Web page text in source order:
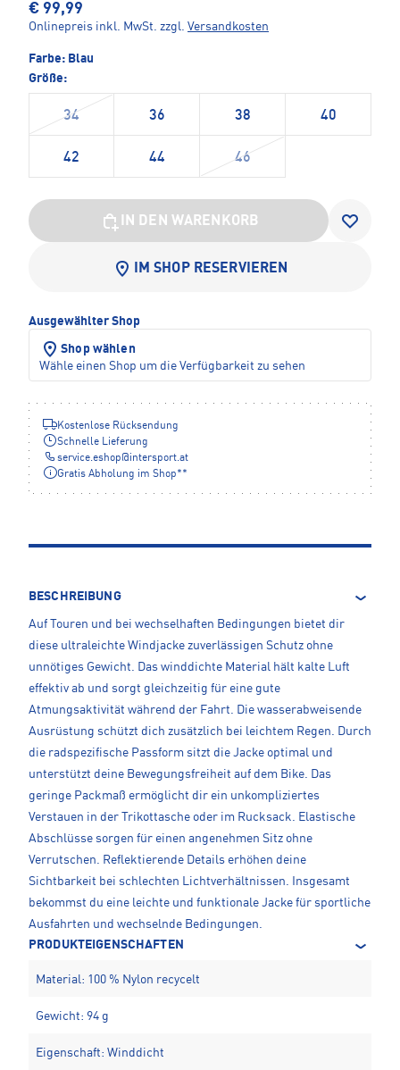
€ 99,99
Onlinepreis inkl. MwSt. zzgl. Versandkosten
Farbe: Blau
Größe:
34 36 38 40
42 44 46
IN DEN WARENKORB
IM SHOP RESERVIEREN
Ausgewählter Shop
Shop wählen
Wähle einen Shop um die Verfügbarkeit zu sehen
Kostenlose Rücksendung
Schnelle Lieferung
service.eshop@ intersport.at
Gratis Abholung im Shop**
BESCHREIBUNG
Auf Touren und bei wechselhaften Bedingungen bietet dir
diese ultraleichte Windjacke zuverlässigen Schutz ohne
unnötiges Gewicht. Das winddichte Material hält kalte Luft
effektiv ab und sorgt gleichzeitig für eine gute
Atmungsaktivität während der Fahrt. Die wasserabweisende
Ausrüstung schützt dich zusätzlich bei leichtem Regen. Durch
die radspezifische Passform sitzt die Jacke optimal und
unterstützt deine Bewegungsfreiheit auf dem Bike. Das
geringe Packmaß ermöglicht dir ein unkompliziertes
Verstauen in der Trikottasche oder im Rucksack. Elastische
Abschlüsse sorgen für einen angenehmen Sitz ohne
Verrutschen. Reflektierende Details erhöhen deine
Sichtbarkeit bei schlechten Lichtverhältnissen. Insgesamt
bekommst du eine leichte und funktionale Jacke für sportliche
Ausfahrten und wechselnde Bedingungen.
PRODUKTEIGENSCHAFTEN
Material: 100 % Nylon recycelt
Gewicht: 94 g
Eigenschaft: Winddicht